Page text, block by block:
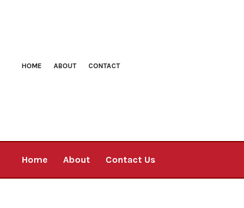
HOME ABOUT CONTACT
Home About Contact Us